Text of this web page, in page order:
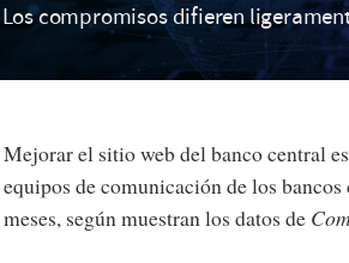
Los compromisos difieren
Mejorar el sitio web del banco central
equipos de comunicación de los
meses, según muestran los datos de